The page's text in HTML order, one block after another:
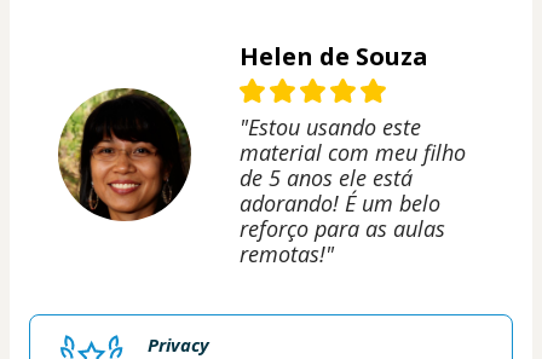
Helen de Souza
"Estou usando este
material com meu filho
de 5 anos ele está
adorando! É um belo
reforço para as aulas
remotas!"
Privacy